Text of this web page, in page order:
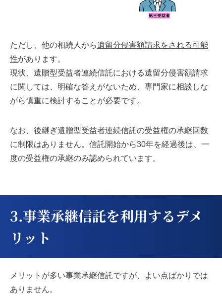
ただし、他の相続人から遺留分侵害額請求をされる可能
性があります。
現状、遺贈型受益者連続信託における遺留分侵害額請求
に関しては、明確な答えがないため、専門家に相談しな
がら慎重に検討することが必要です。
なお、後継ぎ遺贈型受益者連続信託の受益権の承継回数
に制限はありません。信託開始から30年を経過後は、一
度の受益権の承継のみ認められています。
3.事業承継信託を利用するデメ
リット
メリットが多い事業承継信託ですが、よい点ばかりでは
ありません。